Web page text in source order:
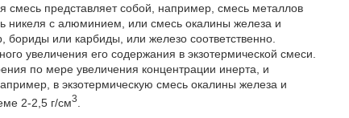
представляет собой, например, смесь металлов
никеля с алюминием, или смесь окалины железа и
или карбиды, или железо соответственно.
увеличения его содержания в экзотермической смеси.
по мере увеличения концентрации инерта, и
в экзотермическую смесь окалины железа и
2-2,5 г/см3